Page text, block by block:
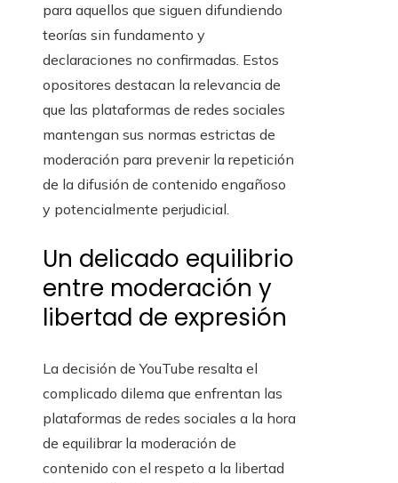
para aquellos que siguen difundiendo
teorías sin fundamento y
declaraciones no confirmadas. Estos
opositores destacan la relevancia de
que las plataformas de redes sociales
mantengan sus normas estrictas de
moderación para prevenir la repetición
de la difusión de contenido engañoso
y potencialmente perjudicial.
Un delicado equilibrio
entre moderación y
libertad de expresión
La decisión de YouTube resalta el
complicado dilema que enfrentan las
plataformas de redes sociales a la hora
de equilibrar la moderación de
contenido con el respeto a la libertad